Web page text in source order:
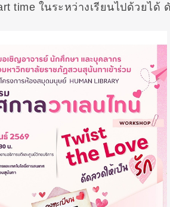
time ในระหว่างเรียนไปด้วยได้